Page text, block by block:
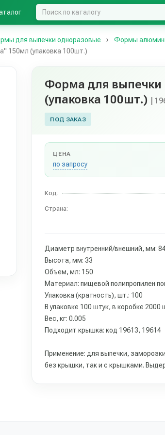
для выпечки одноразовые
Формы
150мл (упаковка 100шт.)
Форма для выпечки
(упаковка 100шт.)
|
ПОД ЗАКАЗ
ЦЕНА
по запросу
Код:
Страна:
Диаметр внутренний/внешний, мм:
Высота, мм: 33
Объем, мл: 150
Материал: пищевой полипропилен
Упаковка (кратность), шт.: 100
В упаковке 100 штук, в коробке 2000
Вес, кг: 0.005
Подходит крышка: код 19613, 19614
Применение: для выпечки,
без крышки, так и с крышками.